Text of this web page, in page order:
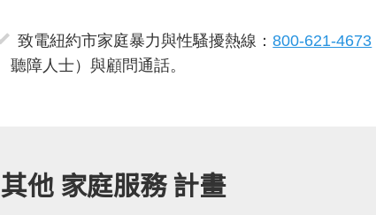
致電紐約市家庭暴力與性騷擾熱線：800-621-4673
聽障人士）與顧問通話。
其他 家庭服務 計畫